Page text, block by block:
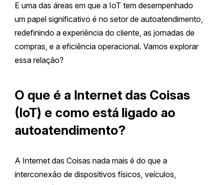
E uma das áreas em que a IoT tem desempenhado
um papel significativo é no setor de autoatendimento,
redefinindo a experiência do cliente, as jornadas de
compras, e a eficiência operacional. Vamos explorar
essa relação?
O que é a Internet das Coisas
(IoT) e como está ligado ao
autoatendimento?
A Internet das Coisas nada mais é do que a
interconexão de dispositivos físicos, veículos,